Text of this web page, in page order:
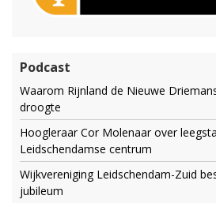
Podcast
Waarom Rijnland de Nieuwe
droogte
Hoogleraar Cor Molenaar over
Leidschendamse centrum
Wijkvereniging Leidschendam-Zuid
jubileum